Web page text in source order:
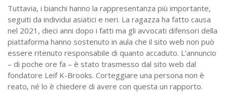
Tuttavia, i bianchi hanno la rappresentanza più importante,
seguiti da individui asiatici e neri. La ragazza ha fatto causa
nel 2021, dieci anni dopo i fatti ma gli avvocati difensori della
piattaforma hanno sostenuto in aula che il sito web non può
essere ritenuto responsabile di quanto accaduto. L’annuncio
– di poche ore fa – è stato trasmesso dal sito web dal
fondatore Leif K-Brooks. Corteggiare una persona non è
reato, né lo è chiedere di avere con questa un rapporto.